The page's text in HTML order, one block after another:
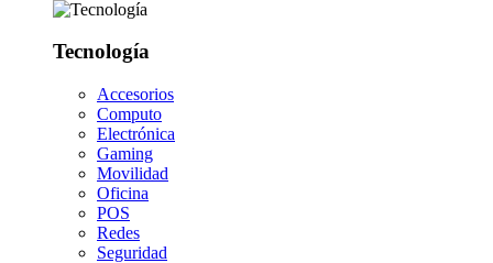
Tecnología
Accesorios
Computo
Electrónica
Gaming
Movilidad
Oficina
POS
Redes
Seguridad